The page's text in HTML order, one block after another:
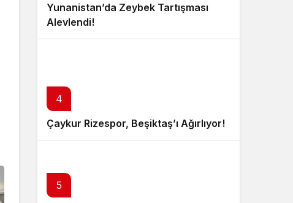
Yunanistan’da Zeybek Tartışması
Alevlendi!
4
Çaykur Rizespor, Beşiktaş’ı Ağırlıyor!
5